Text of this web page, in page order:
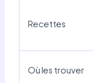
Recettes
Où les trouver